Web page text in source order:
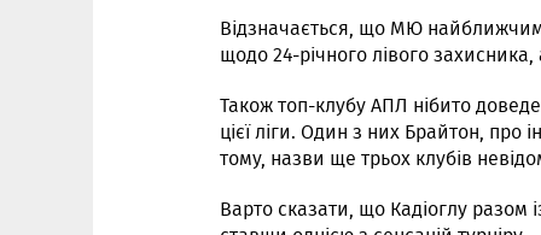
Відзначається, що МЮ
щодо 24-річного лівого
Також топ-клубу АПЛ нібито
цієї ліги. Один з них Брайтон, про
тому, назви ще трьох клубів
Варто сказати, що Кадіоглу разом